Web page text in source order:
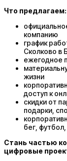
Что предлагаем:
компанию
график
Сколково в
ежегодное
жизни
доступ к
скидки от
подарки,
бег,
Стань частью
цифровые